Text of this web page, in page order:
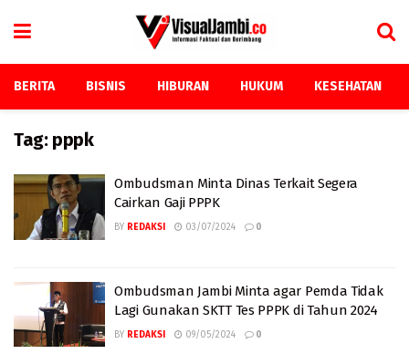
BERITA BISNIS HIBURAN HUKUM KESEHATAN
Tag: pppk
Ombudsman Minta Dinas Terkait Segera
Cairkan Gaji PPPK
BY REDAKSI 03/07/2024 0
Ombudsman Jambi Minta agar Pemda Tidak
Lagi Gunakan SKTT Tes PPPK di Tahun 2024
BY REDAKSI 09/05/2024 0